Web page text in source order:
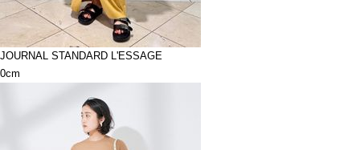
JOURNAL STANDARD L'ESSAGE
0cm